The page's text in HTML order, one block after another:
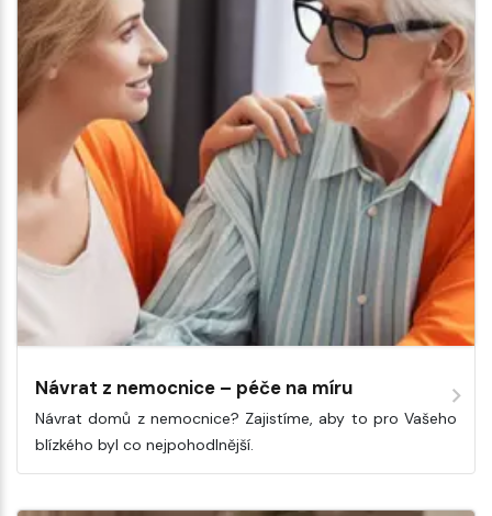
Návrat z nemocnice – péče na míru
Návrat domů z nemocnice? Zajistíme, aby to pro Vašeho
blízkého byl co nejpohodlnější.